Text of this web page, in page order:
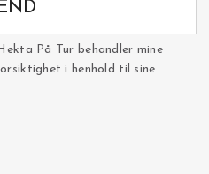
På Tur behandler mine
i henhold til sine